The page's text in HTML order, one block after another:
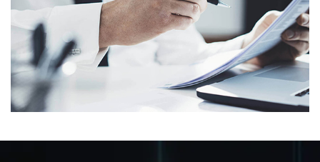
게 국내 소비자들이 즐기는 것과 동일한 고품질 제품을
접할 수 있게 된 것을 자랑스럽게 생각합니다. 우리의 제
품은 최고의 성분만을 사용하여 만들어져 모든 피부 타
입에 안전하고 효과적입니다. Zhongshan에서는 혁신
과 디자인에 중점을 두고 있습니다. 당사의 전문가 팀은
고객의 변화하는